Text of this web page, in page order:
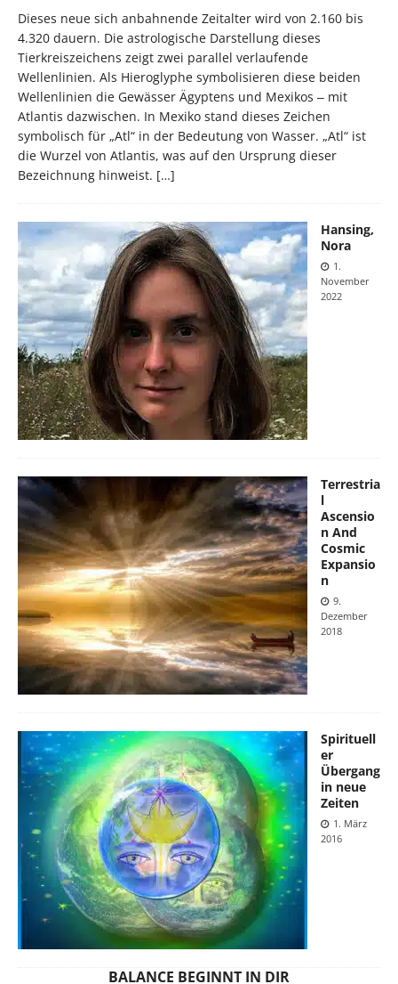
Dieses neue sich anbahnende Zeitalter wird von 2.160 bis
4.320 dauern. Die astrologische Darstellung dieses
Tierkreiszeichens zeigt zwei parallel verlaufende
Wellenlinien. Als Hieroglyphe symbolisieren diese beiden
Wellenlinien die Gewässer Ägyptens und Mexikos ‒ mit
Atlantis dazwischen. In Mexiko stand dieses Zeichen
symbolisch für „Atl“ in der Bedeutung von Wasser. „Atl“ ist
die Wurzel von Atlantis, was auf den Ursprung dieser
Bezeichnung hinweist. […]
Hansing,
Nora
1.
November
2022
Terrestria
l
Ascensio
n And
Cosmic
Expansio
n
9.
Dezember
2018
Spirituell
er
Übergang
in neue
Zeiten
1. März
2016
BALANCE BEGINNT IN DIR